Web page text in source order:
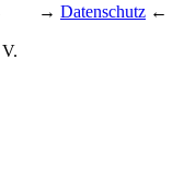
→ Datenschutz ←